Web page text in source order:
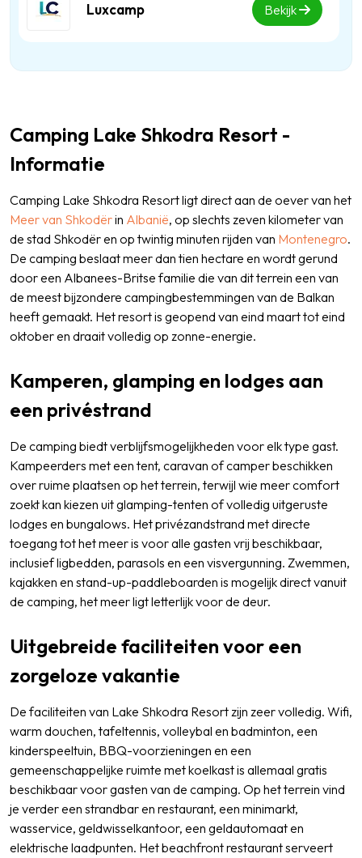
Luxcamp Bekijk
Camping Lake Shkodra Resort -
Informatie
Camping Lake Shkodra Resort ligt direct aan de oever van het
Meer van Shkodërin Albanië, op slechts zeven kilometer van
de stad Shkodër en op twintig minuten rijden van Montenegro.
De camping beslaat meer dan tien hectare en wordt gerund
door een Albanees-Britse familie die van dit terrein een van
de meest bijzondere campingbestemmingen van de Balkan
heeft gemaakt. Het resort is geopend van eind maart tot eind
oktober en draait volledig op zonne-energie.
Kamperen, glamping en lodges aan
een privéstrand
De camping biedt verblijfsmogelijkheden voor elk type gast.
Kampeerders met een tent, caravan of camper beschikken
over ruime plaatsen op het terrein, terwijl wie meer comfort
zoekt kan kiezen uit glamping-tenten of volledig uitgeruste
lodges en bungalows. Het privézandstrand met directe
toegang tot het meer is voor alle gasten vrij beschikbaar,
inclusief ligbedden, parasols en een visvergunning. Zwemmen,
kajakken en stand-up-paddleboarden is mogelijk direct vanuit
de camping, het meer ligt letterlijk voor de deur.
Uitgebreide faciliteiten voor een
zorgeloze vakantie
De faciliteiten van Lake Shkodra Resort zijn zeer volledig. Wifi,
warm douchen, tafeltennis, volleybal en badminton, een
kinderspeeltuin, BBQ-voorzieningen en een
gemeenschappelijke ruimte met koelkast is allemaal gratis
beschikbaar voor gasten van de camping. Op het terrein vind
je verder een strandbar en restaurant, een minimarkt,
wasservice, geldwisselkantoor, een geldautomaat en
elektrische laadpunten. Het beachfront restaurant serveert